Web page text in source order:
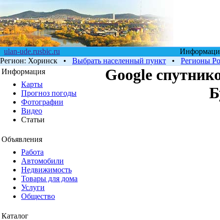
ulan-ude.rusbic.ru
Регион: Хоринск • Выбрать населенный пункт • Регионы
Информация
Карты
Прогноз погоды
Фотографии
Видео
Статьи
Объявления
Работа
Автомобили
Недвижимость
Товары для дома
Услуги
Общество
Каталог
Google